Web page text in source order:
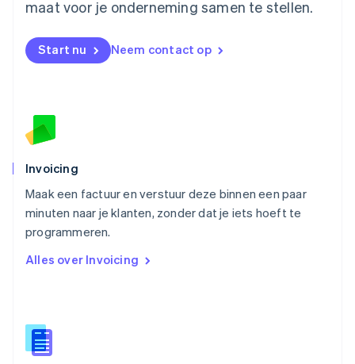
maat voor je onderneming samen te stellen.
Start nu Neem contact op
Invoicing
Maak een factuur en verstuur deze binnen een paar
minuten naar je klanten, zonder dat je iets hoeft te
programmeren.
Alles over Invoicing
NederlandsEnglish
English
Noorwegen
Polen
English
Português
English
Singapore
English简体中文
EnglishItaliano
Español
Thailand